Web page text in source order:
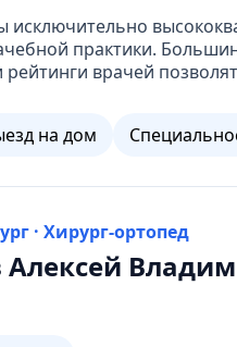
исключительно
практики.
врачей
на дом
· Хирург-ортопед
Алексей